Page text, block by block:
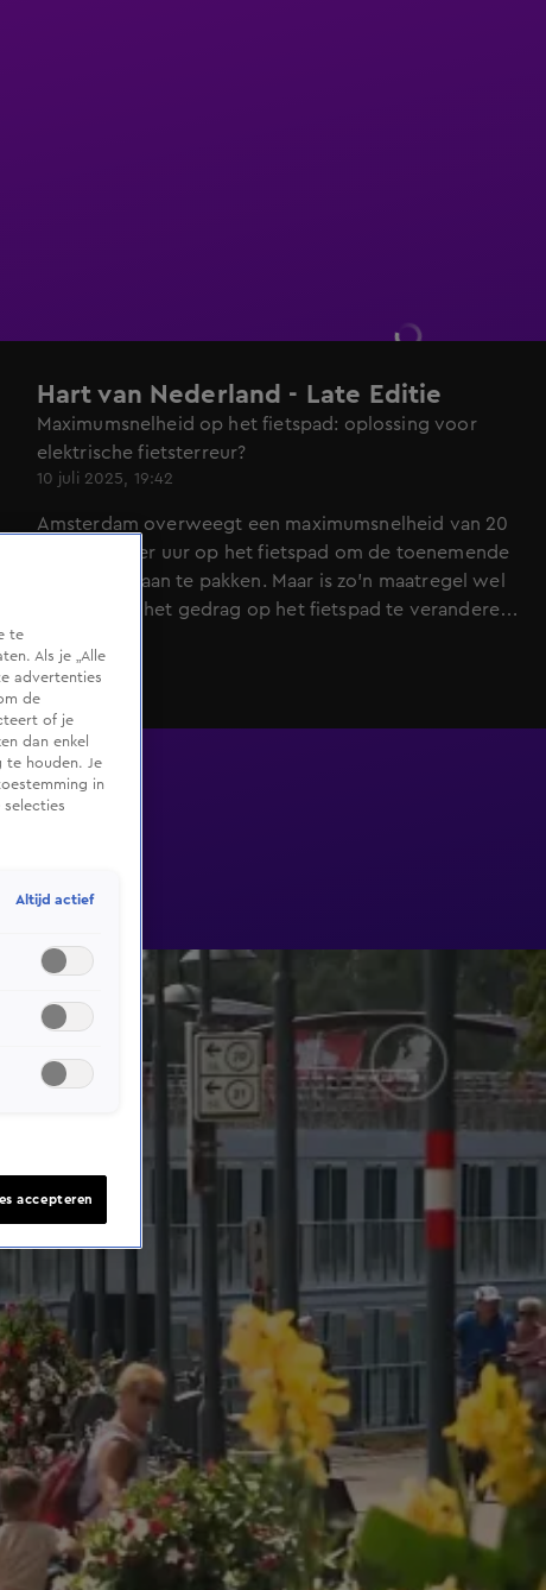
Hart van Nederland - Late Editie
Maximumsnelheid op het fietspad: oplossing voor
elektrische fietsterreur?
10 juli 2025, 19:42
Amsterdam overweegt een maximumsnelheid van 20
kilometer per uur op het fietspad om de toenemende
fietsterreur aan te pakken. Maar is zo'n maatregel wel
genoeg om het gedrag op het fietspad te veranderen?
roekeloos rijgedrag – vragen we hoe veilig het daar
nog is.
te
Als je „Alle
advertenties
de
of je
dan enkel
te houden. Je
in
Altijd actief
accepteren